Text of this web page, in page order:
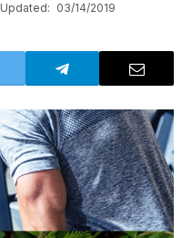
Updated: 03/14/2019